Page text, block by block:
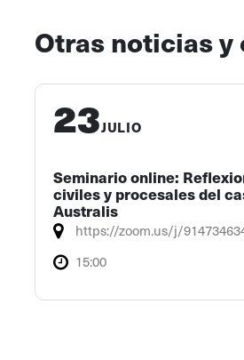
Otras noticias
23JULIO
Seminario online:
civiles y procesales del
Australis
https://zoom.us/j/
15:00